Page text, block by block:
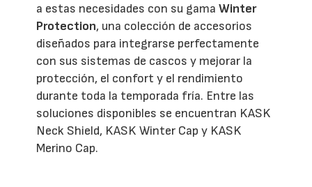
a estas necesidades con su gamaWinter
Protection, una colección de accesorios
diseñados para integrarse perfectamente
con sus sistemas de cascos y mejorar la
protección, el confort y el rendimiento
durante toda la temporada fría. Entre las
soluciones disponibles se encuentran KASK
Neck Shield, KASK Winter Cap y KASK
Merino Cap.